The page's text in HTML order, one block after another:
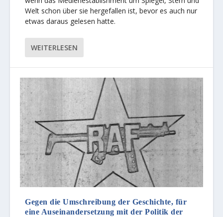
Welt schon über sie hergefallen ist, bevor es auch nur
etwas daraus gelesen hatte.
WEITERLESEN
Gegen die Umschreibung der Geschichte, für
eine Auseinandersetzung mit der Politik der